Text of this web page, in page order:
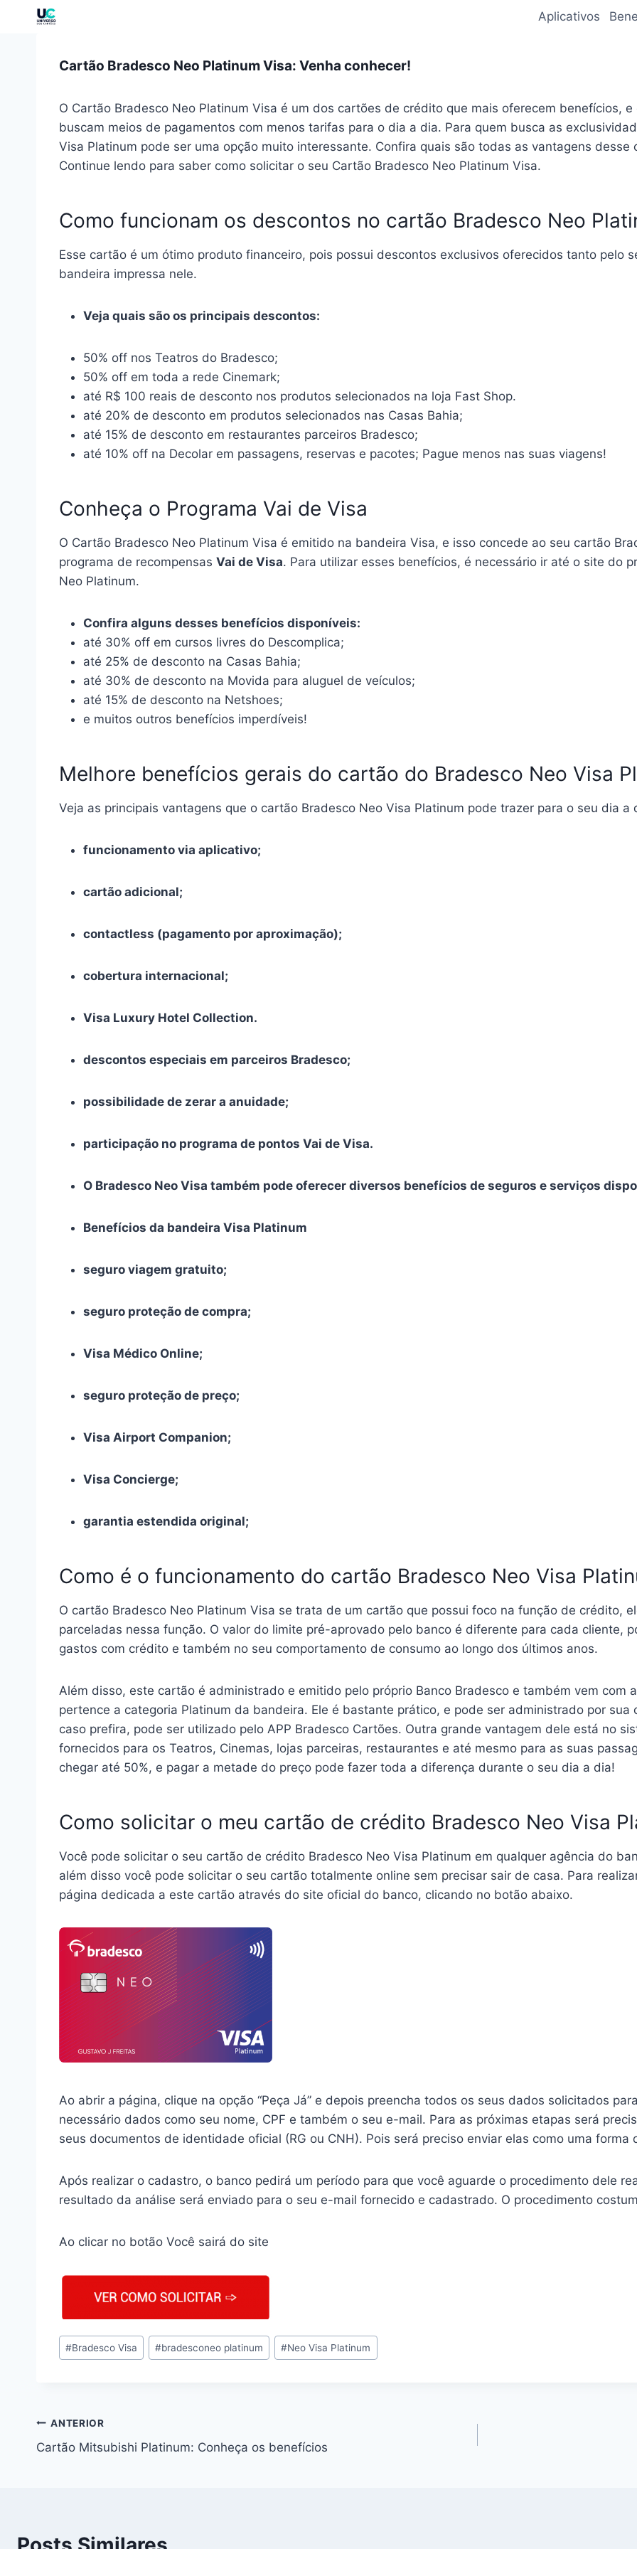
Aplicativos
Cartão Bradesco Neo Platinum Visa: Venha conhecer!
O Cartão Bradesco Neo Platinum Visa é um dos cartões de crédito que mais oferecem benefícios,
buscam meios de pagamentos com menos tarifas para o dia a dia. Para quem busca as
Visa Platinum pode ser uma opção muito interessante. Confira quais são todas as vantagens
Continue lendo para saber como solicitar o seu Cartão Bradesco Neo Platinum Visa.
Como funcionam os descontos no cartão Bradesco Neo
Esse cartão é um ótimo produto financeiro, pois possui descontos exclusivos oferecidos tanto pelo
bandeira impressa nele.
Veja quais são os principais descontos:
50% off nos Teatros do Bradesco;
50% off em toda a rede Cinemark;
até R$ 100 reais de desconto nos produtos selecionados na loja Fast Shop.
até 20% de desconto em produtos selecionados nas Casas Bahia;
até 15% de desconto em restaurantes parceiros Bradesco;
até 10% off na Decolar em passagens, reservas e pacotes; Pague menos nas suas viagens!
Conheça o Programa Vai de Visa
O Cartão Bradesco Neo Platinum Visa é emitido na bandeira Visa, e isso concede ao seu cartão
programa de recompensas Vai de Visa. Para utilizar esses benefícios, é necessário ir até o site do
Neo Platinum.
Confira alguns desses benefícios disponíveis:
até 30% off em cursos livres do Descomplica;
até 25% de desconto na Casas Bahia;
até 30% de desconto na Movida para aluguel de veículos;
até 15% de desconto na Netshoes;
e muitos outros benefícios imperdíveis!
Melhore benefícios gerais do cartão do Bradesco Neo Visa
Veja as principais vantagens que o cartão Bradesco Neo Visa Platinum pode trazer para o seu dia a
funcionamento via aplicativo;
cartão adicional;
contactless (pagamento por aproximação);
cobertura internacional;
Visa Luxury Hotel Collection.
descontos especiais em parceiros Bradesco;
possibilidade de zerar a anuidade;
participação no programa de pontos Vai de Visa.
O Bradesco Neo Visa também pode oferecer diversos benefícios de seguros e serviços
Benefícios da bandeira Visa Platinum
seguro viagem gratuito;
seguro proteção de compra;
Visa Médico Online;
seguro proteção de preço;
Visa Airport Companion;
Visa Concierge;
garantia estendida original;
Como é o funcionamento do cartão Bradesco Neo Visa
O cartão Bradesco Neo Platinum Visa se trata de um cartão que possui foco na função de crédito,
parceladas nessa função. O valor do limite pré-aprovado pelo banco é diferente para cada cliente,
gastos com crédito e também no seu comportamento de consumo ao longo dos últimos anos.
Além disso, este cartão é administrado e emitido pelo próprio Banco Bradesco e também vem com
pertence a categoria Platinum da bandeira. Ele é bastante prático, e pode ser administrado por
caso prefira, pode ser utilizado pelo APP Bradesco Cartões. Outra grande vantagem dele está no
fornecidos para os Teatros, Cinemas, lojas parceiras, restaurantes e até mesmo para as suas
chegar até 50%, e pagar a metade do preço pode fazer toda a diferença durante o seu dia a dia!
Como solicitar o meu cartão de crédito Bradesco Neo Visa
Você pode solicitar o seu cartão de crédito Bradesco Neo Visa Platinum em qualquer agência do
além disso você pode solicitar o seu cartão totalmente online sem precisar sair de casa. Para
página dedicada a este cartão através do site oficial do banco, clicando no botão abaixo.
Ao abrir a página, clique na opção “Peça Já” e depois preencha todos os seus dados solicitados
necessário dados como seu nome, CPF e também o seu e-mail. Para as próximas etapas será
seus documentos de identidade oficial (RG ou CNH). Pois será preciso enviar elas como uma
Após realizar o cadastro, o banco pedirá um período para que você aguarde o procedimento dele
resultado da análise será enviado para o seu e-mail fornecido e cadastrado. O procedimento
Ao clicar no botão Você sairá do site
#Bradesco Visa #bradesconeo platinum #Neo Visa Platinum
ANTERIOR
Cartão Mitsubishi Platinum: Conheça os benefícios